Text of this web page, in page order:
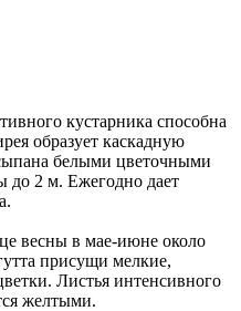
кустарника способна
образует каскадную
белыми цветочными
до 2 м. Ежегодно дает
весны в мае-июне около
присущи мелкие,
Листья интенсивного
желтыми.